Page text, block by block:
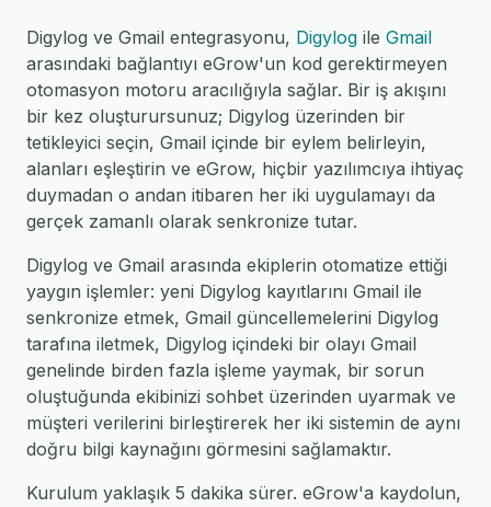
Digylog ve Gmail entegrasyonu, Digylog ile Gmail
arasındaki bağlantıyı eGrow'un kod gerektirmeyen
otomasyon motoru aracılığıyla sağlar. Bir iş akışını
bir kez oluşturursunuz; Digylog üzerinden bir
tetikleyici seçin, Gmail içinde bir eylem belirleyin,
alanları eşleştirin ve eGrow, hiçbir yazılımcıya ihtiyaç
duymadan o andan itibaren her iki uygulamayı da
gerçek zamanlı olarak senkronize tutar.
Digylog ve Gmail arasında ekiplerin otomatize ettiği
yaygın işlemler: yeni Digylog kayıtlarını Gmail ile
senkronize etmek, Gmail güncellemelerini Digylog
tarafına iletmek, Digylog içindeki bir olayı Gmail
genelinde birden fazla işleme yaymak, bir sorun
oluştuğunda ekibinizi sohbet üzerinden uyarmak ve
müşteri verilerini birleştirerek her iki sistemin de aynı
doğru bilgi kaynağını görmesini sağlamaktır.
Kurulum yaklaşık 5 dakika sürer. eGrow'a kaydolun,